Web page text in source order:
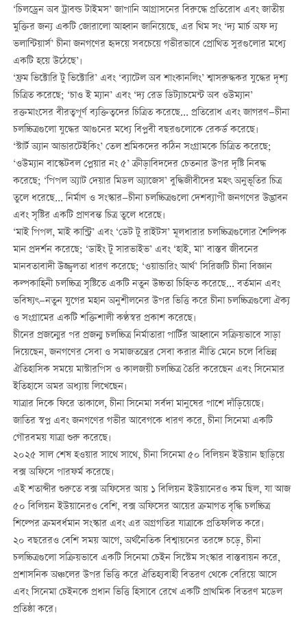
‘চিলড্রেন অব ট্রাবল্ড টাইমস’ জাপানি আগ্রাসনের বিরুদ্ধে প্রতিরোধ এবং জাতীয়
মুক্তির জন্য একটি জোরালো আহ্বান জানিয়েছে, এর থিম সং ‘দ্য মার্চ অফ দ্য
ভলান্টিয়ার্স’ চীনা জনগণের হৃদয়ে সবচেয়ে গভীরভাবে প্রোথিত সুরগুলোর মধ্যে
একটি হয়ে উঠেছে’।
‘ফ্রম ভিক্টোরি টু ভিক্টোরি’ এবং ‘ব্যাটেল অব শাংকানলিং’ শ্বাসরুদ্ধকর যুদ্ধের দৃশ্য
চিত্রিত করেছে; ‘চাও ই ম্যান’ এবং ‘দ্য রেড ডিট্যাচমেন্ট অব ওউম্যান’
রক্তমাংসের বীরত্বপূর্ণ ব্যক্তিত্বদের চিত্রিত করেছে... প্রতিরোধ এবং জাগরণ—চীনা
চলচ্চিত্রগুলো যুদ্ধের আগুনের মধ্যে বিপ্লবী বছরগুলোকে রেকর্ড করেছে।
‘স্টার্ট অ্যান আন্ডারটেইকিং’ তেল শ্রমিকদের কঠিন সংগ্রামকে চিত্রিত করেছে;
‘ওউম্যান বাস্কেটবল প্লেয়ার নং ৫’ ক্রীড়াবিদদের চেতনার উপর দৃষ্টি নিবদ্ধ
করেছে; ‘পিপল অ্যাট দেয়ার মিডল অ্যাজেস’ বুদ্ধিজীবীদের মহৎ অনুভূতির চিত্র
তুলে ধরেছে... নির্মাণ ও সংস্কার—চীনা চলচ্চিত্রগুলো দেশব্যাপী জনগণের উদ্ভাবন
এবং সৃষ্টির একটি প্রাণবন্ত চিত্র তুলে ধরেছে।
‘মাই পিপল, মাই কান্ট্রি’ এবং ‘ডেট টু রাইটস’ মূলধারার চলচ্চিত্রগুলোর শৈল্পিক
মান প্রদর্শন করেছে; ‘ডাইং টু সারভাইভ’ এবং ‘হাই, মা’ বাস্তব জীবনের
মানবতাবাদী উজ্জ্বলতা ধারণ করেছে; ‘ওয়ান্ডারিং আর্থ’ সিরিজটি চীনা বিজ্ঞান
কল্পকাহিনী চলচ্চিত্র সৃষ্টিতে একটি নতুন উচ্চতা চিহ্নিত করেছে... বর্তমান এবং
ভবিষ্যৎ—নতুন যুগের মহান অনুশীলনের উপর ভিত্তি করে চীনা চলচ্চিত্রগুলো ঐক্য
ও সংগ্রামের একটি শক্তিশালী কণ্ঠস্বর প্রকাশ করেছে।
চীনের প্রজন্মের পর প্রজন্ম চলচ্চিত্র নির্মাতারা পার্টির আহ্বানে সক্রিয়ভাবে সাড়া
দিয়েছেন, জনগণের সেবা ও সমাজতন্ত্রের সেবা করার নীতি মেনে চলে বিভিন্ন
ঐতিহাসিক সময়ে মাস্টারপিস ও কালজয়ী চলচ্চিত্র তৈরি করেছেন এবং সিনেমার
ইতিহাসে অমর অধ্যায় লিখেছেন।
যাত্রার দিকে ফিরে তাকালে, চীনা সিনেমা সর্বদা মানুষের পাশে দাঁড়িয়েছে।
জাতির স্বপ্ন এবং জনগণের গভীর আবেগকে ধারণ করে, চীনা সিনেমা একটি
গৌরবময় যাত্রা শুরু করেছে।
২০২৫ সাল শেষ হওয়ার সাথে সাথে, চীনা সিনেমা ৫০ বিলিয়ন ইউয়ান ছাড়িয়ে
বক্স অফিসে পারফর্ম করেছে।
এই শতাব্দীর শুরুতে বক্স অফিসের আয় ১ বিলিয়ন ইউয়ানেরও কম ছিল, যা আজ
৫০ বিলিয়ন ইউয়ানেরও বেশি, বক্স অফিসের আয়ের ক্রমাগত বৃদ্ধি চলচ্চিত্র
শিল্পের ক্রমবর্ধমান সংস্কার এবং এর অগ্রগতির যাত্রাকে প্রতিফলিত করে।
২০ বছরেরও বেশি সময় আগে, অর্থনৈতিক বিশ্বায়নের তরঙ্গে চড়ে, চীনা
চলচ্চিত্রগুলো সক্রিয়ভাবে একটি সিনেমা চেইন সিস্টেম সংস্কার বাস্তবায়ন করে,
প্রশাসনিক অঞ্চলের উপর ভিত্তি করে ঐতিহ্যবাহী বিতরণ থেকে বেরিয়ে আসে
এবং সিনেমা চেইনকে প্রধান ভিত্তি হিসাবে রেখে একটি প্রাথমিক বিতরণ মডেল
প্রতিষ্ঠা করে।